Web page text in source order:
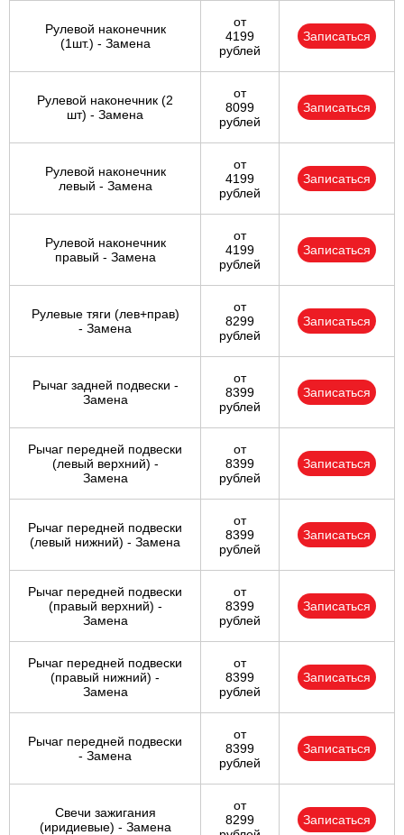
Рулевой наконечник
(1шт.) - Замена
от
4199
рублей
Записаться
Рулевой наконечник (2
шт) - Замена
от
8099
рублей
Записаться
Рулевой наконечник
левый - Замена
от
4199
рублей
Записаться
Рулевой наконечник
правый - Замена
от
4199
рублей
Записаться
Рулевые тяги (лев+прав)
- Замена
от
8299
рублей
Записаться
Рычаг задней подвески -
Замена
от
8399
рублей
Записаться
Рычаг передней подвески
(левый верхний) -
Замена
от
8399
рублей
Записаться
Рычаг передней подвески
(левый нижний) - Замена
от
8399
рублей
Записаться
Рычаг передней подвески
(правый верхний) -
Замена
от
8399
рублей
Записаться
Рычаг передней подвески
(правый нижний) -
Замена
от
8399
рублей
Записаться
Рычаг передней подвески
- Замена
от
8399
рублей
Записаться
Свечи зажигания
(иридиевые) - Замена
от
8299
Записаться